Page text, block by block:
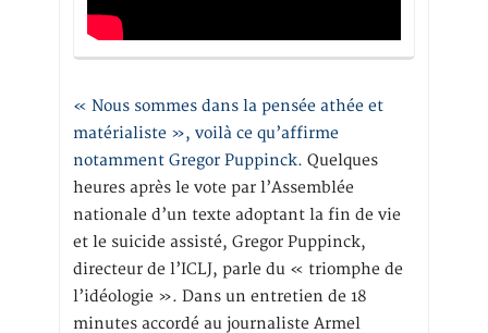
« Nous sommes dans la pensée athée et
matérialiste », voilà ce qu’affirme
notamment Gregor Puppinck. Quelques
heures après le vote par l’Assemblée
nationale d’un texte adoptant la fin de vie
et le suicide assisté, Gregor Puppinck,
directeur de l’ICLJ, parle du « triomphe de
l’idéologie ». Dans un entretien de 18
minutes accordé au journaliste Armel